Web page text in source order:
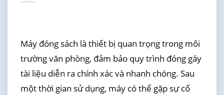
Máy đóng sách là thiết bị quan trọng trong môi
trường văn phòng, đảm bảo quy trình đóng gáy
tài liệu diễn ra chính xác và nhanh chóng. Sau
một thời gian sử dụng, máy có thể gặp sự cố